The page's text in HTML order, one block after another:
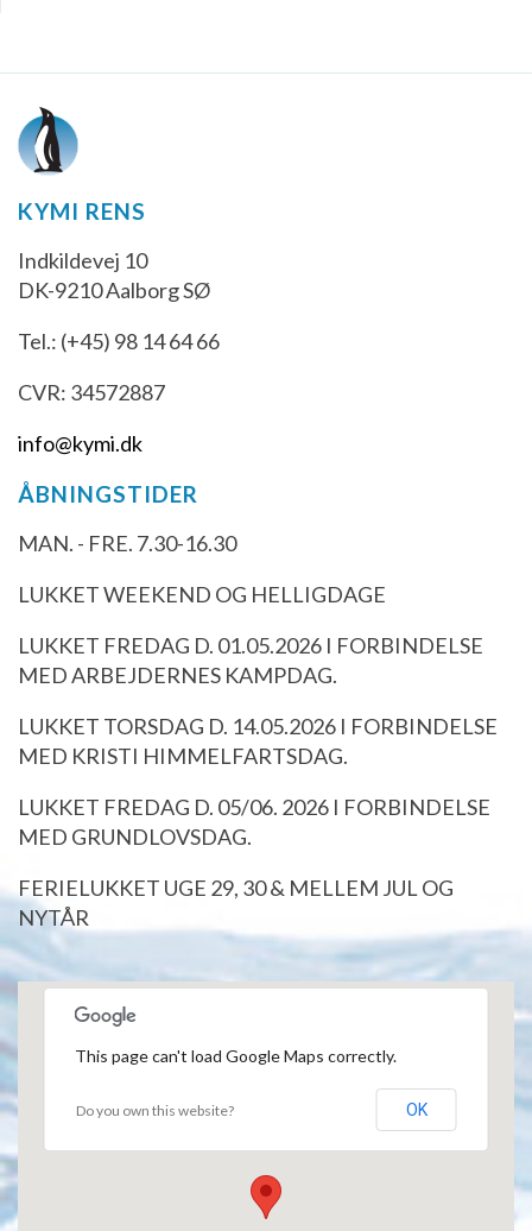
KYMI RENS
Indkildevej 10
DK-9210 Aalborg SØ
Tel.: (+45) 98 14 64 66
CVR: 34572887
info@kymi.dk
ÅBNINGSTIDER
MAN. - FRE. 7.30-16.30
LUKKET WEEKEND OG HELLIGDAGE
LUKKET FREDAG D. 01.05.2026 I FORBINDELSE
MED ARBEJDERNES KAMPDAG.
LUKKET TORSDAG D. 14.05.2026 I FORBINDELSE
MED KRISTI HIMMELFARTSDAG.
LUKKET FREDAG D. 05/06. 2026 I FORBINDELSE
MED GRUNDLOVSDAG.
FERIELUKKET UGE 29, 30 & MELLEM JUL OG
NYTÅR
This page can't load Google Maps correctly.
Do you own this website? OK